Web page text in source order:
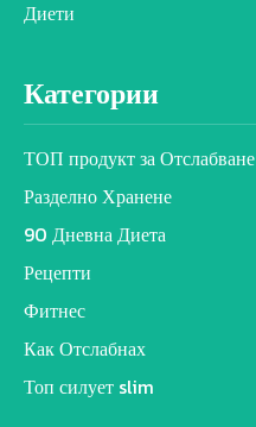
Диети
Категории
ТОП продукт за Отслабване
Разделно Хранене
90 Дневна Диета
Рецепти
Фитнес
Как Отслабнах
Топ силует slim